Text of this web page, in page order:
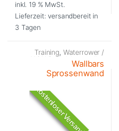
inkl. 19 % MwSt.
Lieferzeit:versandbereit in
3 Tagen
Training, Waterrower /
NOHrD Trainingsgeräte
Wallbars
Sprossenwand
Kostenloser Versand